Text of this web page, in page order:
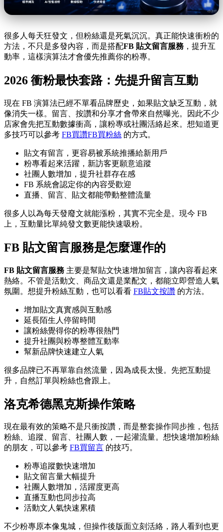
很多人每天狂發文，但粉絲還是死氣沉沉。真正能快速衝粉的
方法，不只是多發內容，而是搭配FB 貼文留言服務 ，提升互
動率，這樣演算法才會優先推薦你的粉專。
2026 衝粉最快套路：先提升留言互動
現在 FB 演算法已經不單看品牌歷史，如果貼文缺乏互動，就
像消失一樣。留言、按讚和分享才會帶來自然曝光。因此不少
店家會先把互動數據衝高，讓粉專或社團活絡起來。想知道更
多技巧可以參考 FB買讚FB買粉絲 的方式。
貼文有留言，更容易被系統推播給新用戶
粉專看起來活躍，新訪客更願意追蹤
社團人數增加，提升社群存在感
FB 系統會認定你的內容受歡迎
直播、留言、貼文都能帶動整體流量
很多人以為每天發廢文就能漲粉，其實不完全是。現今 FB
上，互動量比單純發文數更能快速吸粉。
FB 貼文留言服務是怎麼運作的
FB 貼文留言服務 主要是幫貼文快速增加留言，讓內容看起來
熱絡。不管是活動文、商品文還是業配文，都能立即營造人氣
氛圍。想提升粉絲互動，也可以看看 FB貼文按讚 的方法。
增加貼文真實感與互動感
延長陌生人停留時間
讓粉絲覺得你的粉專很熱門
提升社團與粉專整體互動率
幫新品牌快速建立人氣
很多品牌已不再單靠自然流量，因為成長太慢。先把互動提
升，自然訂單與粉絲也會跟上。
洛克希德黑克斯操作策略
現在最有效的策略不是只衝按讚，而是整套操作同步推，包括
粉絲、追蹤、留言、社團人數，一起灌流量。想快速增加粉絲
的朋友，可以參考 FB買留言 的技巧。
粉專追蹤數快速增加
貼文留言量大幅提升
社團人數增加，活躍度更高
直播互動也同步拉高
活動文人氣快速累積
不少粉專原本像鬼城，但操作後版面立刻活絡，路人看到也更